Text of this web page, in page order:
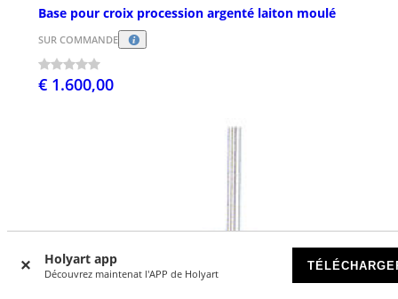
Holyart app
Découvrez maintenat l'APP de Holyart
Base pour croix procession argenté laiton moulé
SUR COMMANDE
€ 1.600,00